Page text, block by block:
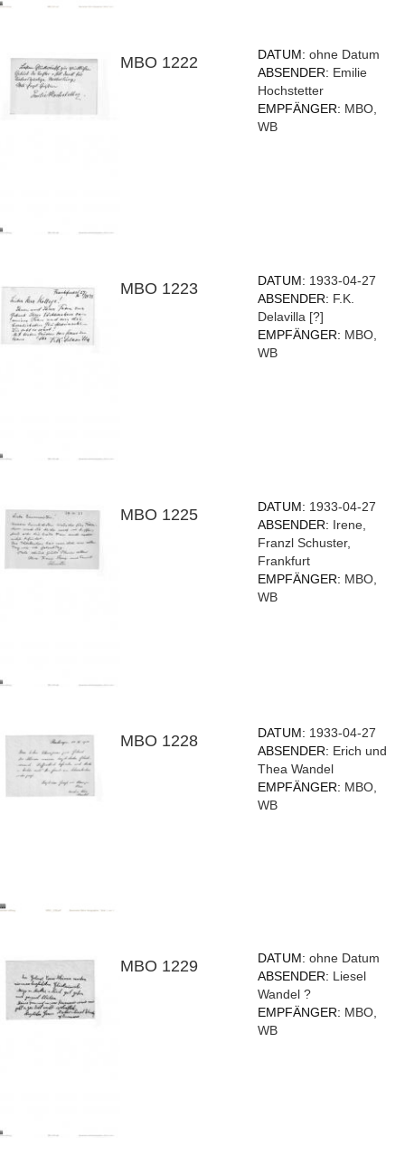
MBO 1222 DATUM:ohne Datum
ABSENDER: Emilie
Hochstetter
EMPFÄNGER: MBO,
WB
MBO 1223 DATUM: 1933-04-27
ABSENDER: F.K.
Delavilla [?]
EMPFÄNGER: MBO,
WB
MBO 1225 DATUM: 1933-04-27
ABSENDER: Irene,
Franzl Schuster,
Frankfurt
EMPFÄNGER: MBO,
WB
MBO 1228 DATUM: 1933-04-27
ABSENDER: Erich und
Thea Wandel
EMPFÄNGER: MBO,
WB
MBO 1229 DATUM:ohne Datum
ABSENDER: Liesel
Wandel ?
EMPFÄNGER: MBO,
WB